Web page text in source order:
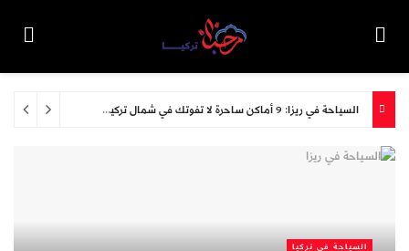
السياحة في ريزا: 9 أماكن ساحرة لا تفوتك في شمال تركياشهر واحد منذ
السياحة في تركيا